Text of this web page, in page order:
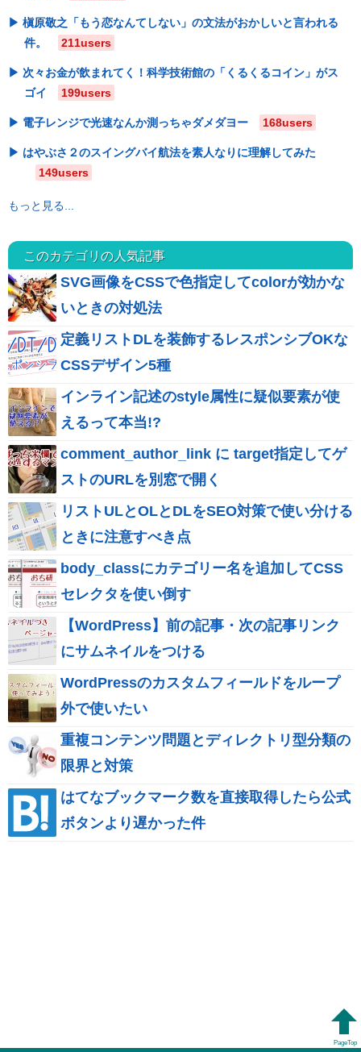
槇原敬之「もう恋なんてしない」の文法がおかしいと言われる
件。
211users
次々お金が飲まれてく！科学技術館の「くるくるコイン」がス
ゴイ
199users
電子レンジで光速なんか測っちゃダメダヨー 168users
はやぶさ２のスイングバイ航法を素人なりに理解してみた
149users
もっと見る...
このカテゴリの人気記事
SVG画像をCSSで色指定してcolorが効かな
いときの対処法
定義リストDLを装飾するレスポンシブOKな
CSSデザイン5種
インライン記述のstyle属性に疑似要素が使
えるって本当!?
comment_author_link に target指定してゲ
ストのURLを別窓で開く
リストULとOLとDLをSEO対策で使い分ける
ときに注意すべき点
body_classにカテゴリー名を追加してCSS
セレクタを使い倒す
【WordPress】前の記事・次の記事リンク
にサムネイルをつける
WordPressのカスタムフィールドをループ
外で使いたい
重複コンテンツ問題とディレクトリ型分類の
限界と対策
はてなブックマーク数を直接取得したら公式
ボタンより遅かった件